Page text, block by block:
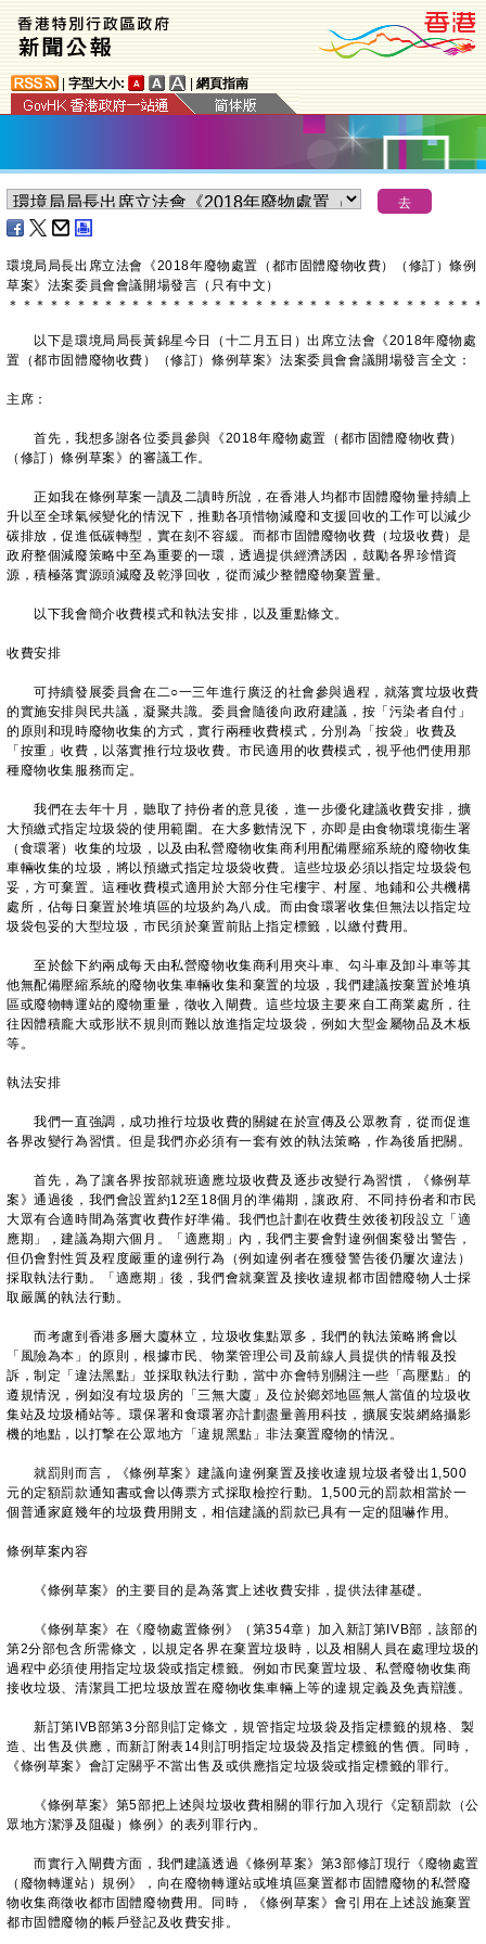
字型大小: 網頁指南
環境局局長出席立法會《2018年廢物處置（都市固體廢物收費）（修訂）條例
草案》 法案委員會會議開場發言（只有中文）
＊ ＊ ＊ ＊ ＊ ＊ ＊ ＊ ＊ ＊ ＊ ＊ ＊ ＊ ＊ ＊ ＊ ＊ ＊ ＊ ＊ ＊ ＊ ＊ ＊ ＊ ＊ ＊ ＊ ＊ ＊ ＊ ＊ ＊ ＊
以下是環境局局長黃錦星今日（十二月五日）出席立法會《2018年廢物處
置（都市固體廢物收費）（修訂）條例草案》法案委員會會議開場發言全文：
主席：
首先，我想多謝各位委員參與《2018年廢物處置（都市固體廢物收費）
（修訂）條例草案》的審議工作。
正如我在條例草案一讀及二讀時所說，在香港人均都巿固體廢物量持續上
升以至全球氣候變化的情況下，推動各項惜物減廢和支援回收的工作可以減少
碳排放，促進低碳轉型，實在刻不容緩。而都市固體廢物收費（垃圾收費）是
政府整個減廢策略中至為重要的一環，透過提供經濟誘因，鼓勵各界珍惜資
源，積極落實源頭減廢及乾淨回收，從而減少整體廢物棄置量。
以下我會簡介收費模式和執法安排，以及重點條文。
收費安排
可持續發展委員會在二○一三年進行廣泛的社會參與過程，就落實垃圾收費
的實施安排與民共議，凝聚共識。委員會隨後向政府建議，按「污染者自付」
的原則和現時廢物收集的方式，實行兩種收費模式，分別為「按袋」收費及
「按重」收費，以落實推行垃圾收費。市民適用的收費模式，視乎他們使用那
種廢物收集服務而定。
我們在去年十月，聽取了持份者的意見後，進一步優化建議收費安排，擴
大預繳式指定垃圾袋的使用範圍。在大多數情況下，亦即是由食物環境衞生署
（食環署）收集的垃圾，以及由私營廢物收集商利用配備壓縮系統的廢物收集
車輛收集的垃圾，將以預繳式指定垃圾袋收費。這些垃圾必須以指定垃圾袋包
妥，方可棄置。這種收費模式適用於大部分住宅樓宇、村屋、地鋪和公共機構
處所，佔每日棄置於堆填區的垃圾約為八成。而由食環署收集但無法以指定垃
圾袋包妥的大型垃圾，市民須於棄置前貼上指定標籤，以繳付費用。
至於餘下約兩成每天由私營廢物收集商利用夾斗車、勾斗車及卸斗車等其
他無配備壓縮系統的廢物收集車輛收集和棄置的垃圾，我們建議按棄置於堆填
區或廢物轉運站的廢物重量，徵收入閘費。這些垃圾主要來自工商業處所，往
往因體積龐大或形狀不規則而難以放進指定垃圾袋，例如大型金屬物品及木板
等。
執法安排
我們一直強調，成功推行垃圾收費的關鍵在於宣傳及公眾教育，從而促進
各界改變行為習慣。但是我們亦必須有一套有效的執法策略，作為後盾把關。
首先，為了讓各界按部就班適應垃圾收費及逐步改變行為習慣，《條例草
案》通過後，我們會設置約12至18個月的準備期，讓政府、不同持份者和市民
大眾有合適時間為落實收費作好準備。我們也計劃在收費生效後初段設立「適
應期」，建議為期六個月。「適應期」內，我們主要會對違例個案發出警告，
但仍會對性質及程度嚴重的違例行為（例如違例者在獲發警告後仍屢次違法）
採取執法行動。「適應期」後，我們會就棄置及接收違規都市固體廢物人士採
取嚴厲的執法行動。
而考慮到香港多層大廈林立，垃圾收集點眾多，我們的執法策略將會以
「風險為本」的原則，根據市民、物業管理公司及前線人員提供的情報及投
訴，制定「違法黑點」並採取執法行動，當中亦會特別關注一些「高壓點」的
遵規情況，例如沒有垃圾房的「三無大廈」及位於鄉郊地區無人當值的垃圾收
集站及垃圾桶站等。環保署和食環署亦計劃盡量善用科技，擴展安裝網絡攝影
機的地點，以打撃在公眾地方「違規黑點」非法棄置廢物的情況。
就罰則而言，《條例草案》建議向違例棄置及接收違規垃圾者發出1,500
元的定額罰款通知書或會以傳票方式採取檢控行動。1,500元的罰款相當於一
個普通家庭幾年的垃圾費用開支，相信建議的罰款已具有一定的阻嚇作用。
條例草案內容
《條例草案》的主要目的是為落實上述收費安排，提供法律基礎。
《條例草案》在《廢物處置條例》（第354章）加入新訂第IVB部，該部的
第2分部包含所需條文，以規定各界在棄置垃圾時，以及相關人員在處理垃圾的
過程中必須使用指定垃圾袋或指定標籤。例如市民棄置垃圾、私營廢物收集商
接收垃圾、清潔員工把垃圾放置在廢物收集車輛上等的違規定義及免責辯護。
新訂第IVB部第3分部則訂定條文，規管指定垃圾袋及指定標籤的規格、製
造、出售及供應，而新訂附表14則訂明指定垃圾袋及指定標籤的售價。同時，
《條例草案》會訂定關乎不當出售及或供應指定垃圾袋或指定標籤的罪行。
《條例草案》第5部把上述與垃圾收費相關的罪行加入現行《定額罰款（公
眾地方潔淨及阻礙）條例》的表列罪行內。
而實行入閘費方面，我們建議透過《條例草案》第3部修訂現行《廢物處置
（廢物轉運站）規例》，向在廢物轉運站或堆填區棄置都市固體廢物的私營廢
物收集商徵收都市固體廢物費用。同時，《條例草案》會引用在上述設施棄置
都市固體廢物的帳戶登記及收費安排。